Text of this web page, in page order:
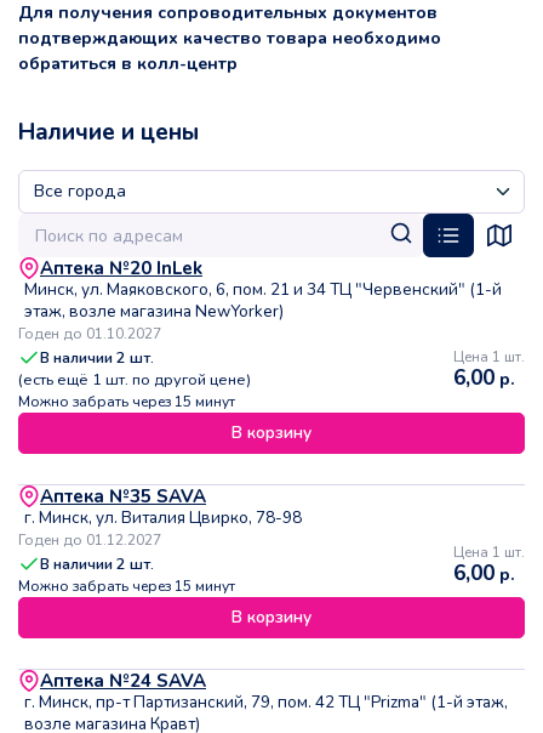
Для получения сопроводительных документов
подтверждающих качество товара необходимо
обратиться в колл-центр
Наличие и цены
Аптека №20 InLek
Минск, ул. Маяковского, 6, пом. 21 и 34 ТЦ "Червенский" (1-й
этаж, возле магазина NewYorker)
Годен до 01.10.2027
В наличии2 шт.
(есть ещё 1 шт. по другой цене)
Можно забрать через 15 минут
Цена 1 шт.
6,00 р.
В корзину
Аптека №35 SAVA
г. Минск, ул. Виталия Цвирко, 78-98
Годен до 01.12.2027
В наличии2 шт.
Можно забрать через 15 минут
Цена 1 шт.
6,00 р.
В корзину
Аптека №24 SAVA
г. Минск, пр-т Партизанский, 79, пом. 42 ТЦ "Prizma" (1-й этаж,
возле магазина Кравт)